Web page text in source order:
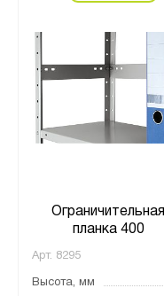
Ограничительная
планка 400
Арт. 8295
Высота, мм